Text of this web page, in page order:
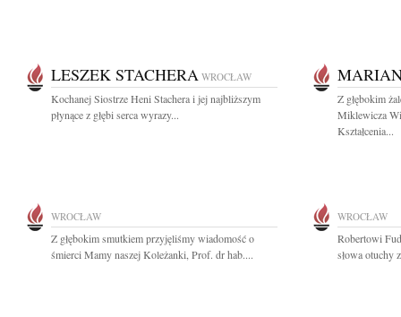
LESZEK STACHERA WROCŁAW
Kochanej Siostrze Heni Stachera i jej najbliższym
płynące z głębi serca wyrazy...
Z głębokim
Miklewicza
Kształcenia...
WROCŁAW
Z głębokim smutkiem przyjęliśmy wiadomość o
śmierci Mamy naszej Koleżanki, Prof. dr hab....
WROCŁAW
Robertowi
słowa otuchy